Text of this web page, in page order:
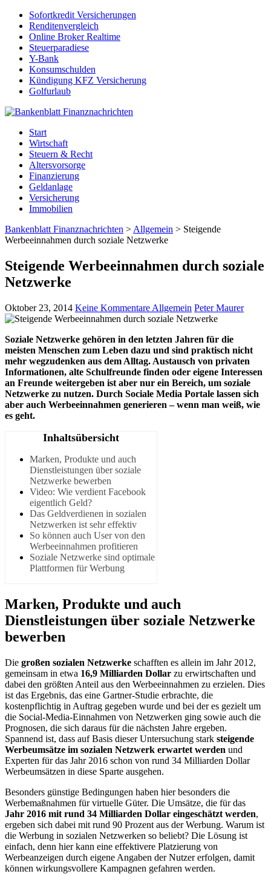
Sofortkredit Versicherungen
Renditenvergleich
Online Broker Realtime
Steuerparadiese
Y-Bank
Konsumschulden
Kündigung KFZ Versicherung
Golfurlaub
Start
Wirtschaft
Steuern & Recht
Altersvorsorge
Finanzierung
Geldanlage
Versicherung
Immobilien
Bankenblatt Finanznachrichten > Allgemein > Steigende
Werbeeinnahmen durch soziale Netzwerke
Steigende Werbeeinnahmen durch soziale
Netzwerke
Oktober 23, 2014 Keine Kommentare Allgemein Peter Maurer
Soziale Netzwerke gehören in den letzten Jahren für die
meisten Menschen zum Leben dazu und sind praktisch nicht
mehr wegzudenken aus dem Alltag. Austausch von privaten
Informationen, alte Schulfreunde finden oder eigene Interessen
an Freunde weitergeben ist aber nur ein Bereich, um soziale
Netzwerke zu nutzen. Durch Sociale Media Portale lassen sich
aber auch Werbeeinnahmen generieren – wenn man weiß, wie
es geht.
Inhaltsübersicht
Marken, Produkte und auch
Dienstleistungen über soziale
Netzwerke bewerben
Video: Wie verdient Facebook
eigentlich Geld?
Das Geldverdienen in sozialen
Netzwerken ist sehr effektiv
So können auch User von den
Werbeeinnahmen profitieren
Soziale Netzwerke sind optimale
Plattformen für Werbung
Marken, Produkte und auch
Dienstleistungen über soziale Netzwerke
bewerben
Die großen sozialen Netzwerke schafften es allein im Jahr 2012,
gemeinsam in etwa 16,9 Milliarden Dollar zu erwirtschaften und
dabei den größten Anteil aus den Werbeeinnahmen zu erzielen. Dies
ist das Ergebnis, das eine Gartner-Studie erbrachte, die
kostenpflichtig in Auftrag gegeben wurde und bei der es gezielt um
die Social-Media-Einnahmen von Netzwerken ging sowie auch die
Prognosen, die sich daraus für die nächsten Jahre ergeben.
Spannend ist, dass auf Basis dieser Untersuchung stark steigende
Werbeumsätze im sozialen Netzwerk erwartet werden und
Experten für das Jahr 2016 schon von rund 34 Milliarden Dollar
Werbeumsätzen in diese Sparte ausgehen.
Besonders günstige Bedingungen haben hier besonders die
Werbemaßnahmen für virtuelle Güter. Die Umsätze, die für das
Jahr 2016 mit rund 34 Milliarden Dollar eingeschätzt werden,
ergeben sich dabei mit rund 90 Prozent aus der Werbung. Warum ist
die Werbung in sozialen Netzwerken so beliebt? Die Lösung ist
einfach, denn hier kann eine effektivere Platzierung von
Werbeanzeigen durch eigene Angaben der Nutzer erfolgen, damit
können wirkungsvollere Kampagnen gefahren werden.